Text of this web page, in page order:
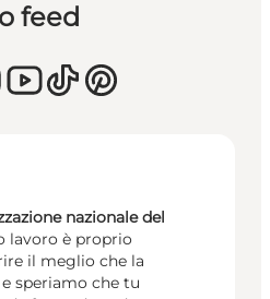
feed
nazionale del
lavoro è proprio
il meglio che la
speriamo che tu